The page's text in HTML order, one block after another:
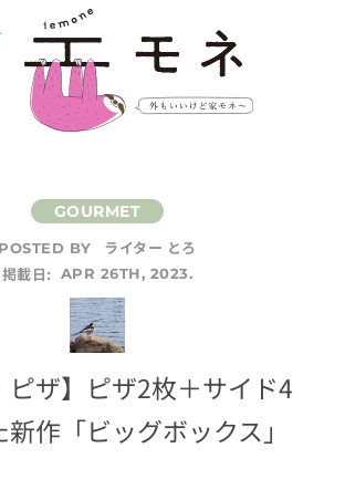
POSTED BY
ライター とろ
掲載日:
APR 26TH, 2023.
ピザ】ピザ2枚＋サイド4
作「ビッグボックス」